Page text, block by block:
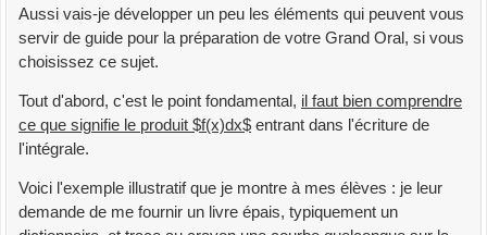
Aussi vais-je développer un peu les éléments qui peuvent vous
servir de guide pour la préparation de votre Grand Oral, si vous
choisissez ce sujet.
Tout d'abord, c'est le point fondamental, il faut bien comprendre
ce que signifie le produit $f(x)dx$ entrant dans l'écriture de
l'intégrale.
Voici l'exemple illustratif que je montre à mes élèves : je leur
demande de me fournir un livre épais, typiquement un